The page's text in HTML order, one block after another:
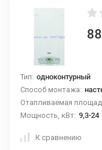
Тип: одноконтурный
Способ монтажа:
Отапливаемая
Мощность, кВт: 9,3-24
К сравнению